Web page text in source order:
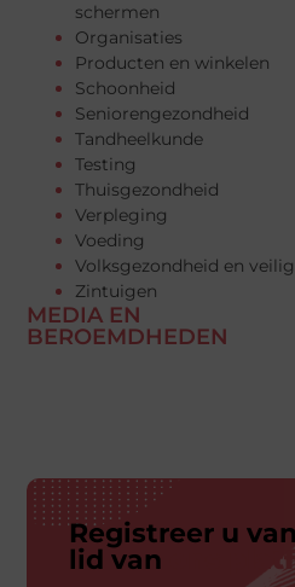
schermen
Organisaties
Producten en winkelen
Schoonheid
Seniorengezondheid
Tandheelkunde
Testing
Thuisgezondheid
Verpleging
Voeding
Volksgezondheid en
Zintuigen
MEDIA EN
BEROEMDHEDEN
Registreer u
lid van
ons